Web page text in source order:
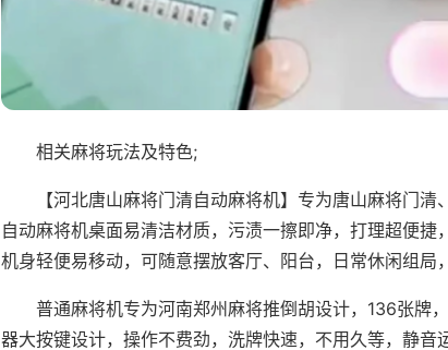
相关麻将玩法及特色;
【河北唐山麻将门清自动麻将机】专为唐山麻将门清
自动麻将机桌面易清洁材质，污渍一擦即净，打理超便捷
机身轻便易移动，可随意摆放客厅、阳台，日常休闲组局
普通麻将机专为河南郑州麻将推倒胡设计，136张牌
器大按键设计，操作不费劲，洗牌快速，不用久等，静音